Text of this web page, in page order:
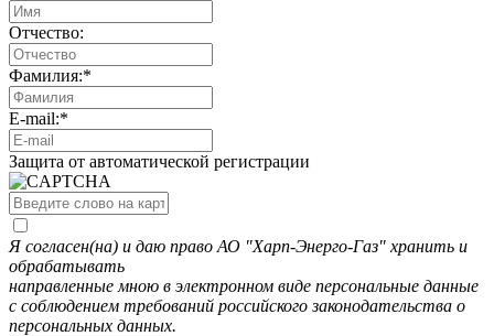
Отчество:
Фамилия:*
E-mail:*
Защита от автоматической регистрации
Я согласен(на) и даю право АО "Харп-Энерго-Газ" хранить и
обрабатывать
направленные мною в электронном виде персональные данные
с соблюдением требований российского законодательства о
персональных данных.